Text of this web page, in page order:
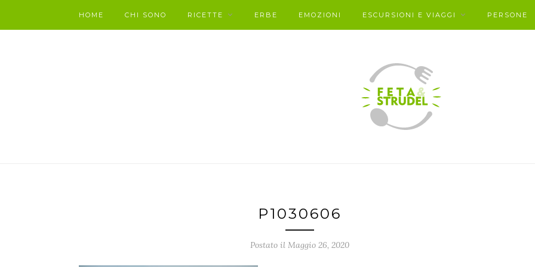
HOME CHI SONO RICETTE ERBE EMOZIONI ESCURSIONI E VIAGGI PERSONE
P1030606
Postato il Maggio 26, 2020